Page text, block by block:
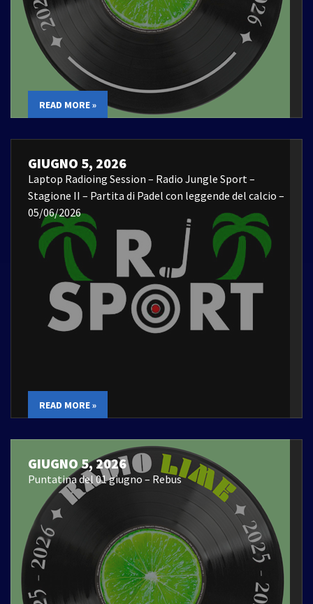
READ MORE »
GIUGNO 5, 2026
Laptop Radioing Session – Radio Jungle Sport –
Stagione II – Partita di Padel con leggende del calcio –
05/06/2026
READ MORE »
GIUGNO 5, 2026
Puntatina del 01 giugno – Rebus